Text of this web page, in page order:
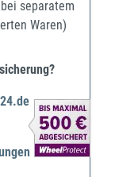
separatem
Waren)